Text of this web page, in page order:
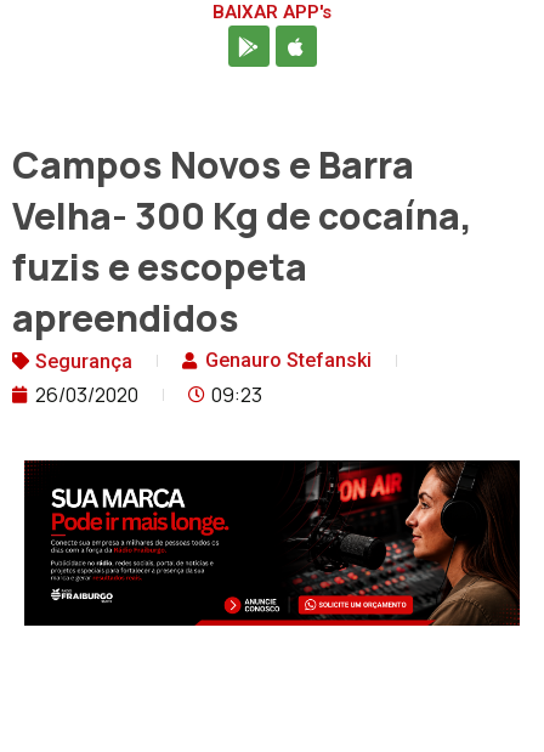
BAIXAR APP's
Campos Novos e Barra
Velha- 300 Kg de cocaína,
fuzis e escopeta
apreendidos
Segurança Genauro Stefanski
26/03/2020 09:23